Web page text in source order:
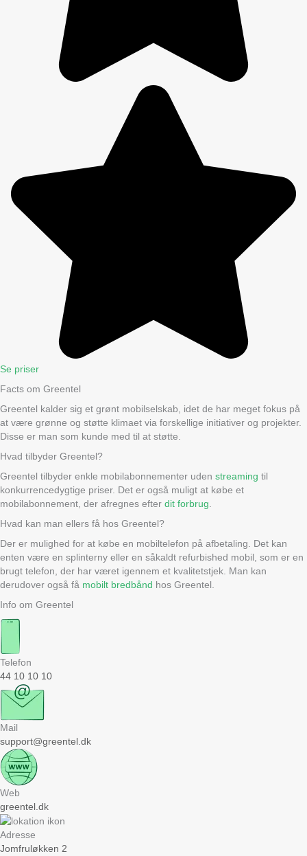
Se priser
Facts om Greentel
Greentel kalder sig et grønt mobilselskab, idet de har meget fokus på
at være grønne og støtte klimaet via forskellige initiativer og projekter.
Disse er man som kunde med til at støtte.
Hvad tilbyder Greentel?
Greentel tilbyder enkle mobilabonnementer uden streaming til
konkurrencedygtige priser. Det er også muligt at købe et
mobilabonnement, der afregnes efter dit forbrug
Hvad kan man ellers få hos Greentel?
Der er mulighed for at købe en mobiltelefon på afbetaling. Det kan
enten være en splinterny eller en såkaldt refurbished mobil, som er en
brugt telefon, der har været igennem et kvalitetstjek. Man kan
derudover også få mobilt bredbånd hos Greentel.
Info om Greentel
Telefon
44 10 10 10
Mail
support@greentel.dk
Web
greentel.dk
Adresse
Jomfruløkken 2